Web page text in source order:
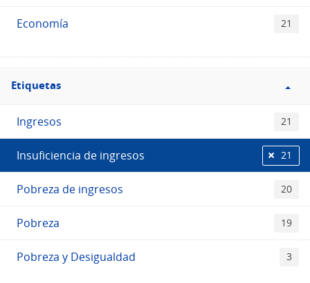
Economía 21
Filtro
Etiquetas
Etiquetas
Ingresos 21
Insuficiencia de ingresos 21
Pobreza de ingresos 20
Pobreza 19
Pobreza y Desigualdad 3